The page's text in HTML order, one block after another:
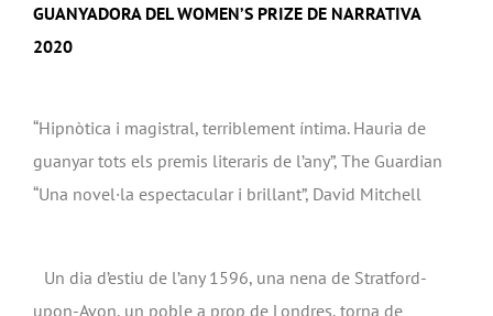
GUANYADORA DEL WOMEN’S PRIZE DE NARRATIVA
2020
“Hipnòtica i magistral, terriblement íntima. Hauria de
guanyar tots els premis literaris de l’any”, The Guardian
“Una novel·la espectacular i brillant”, David Mitchell
Un dia d’estiu de l’any 1596, una nena de Stratford-
upon-Avon, un poble a prop de Londres, torna de